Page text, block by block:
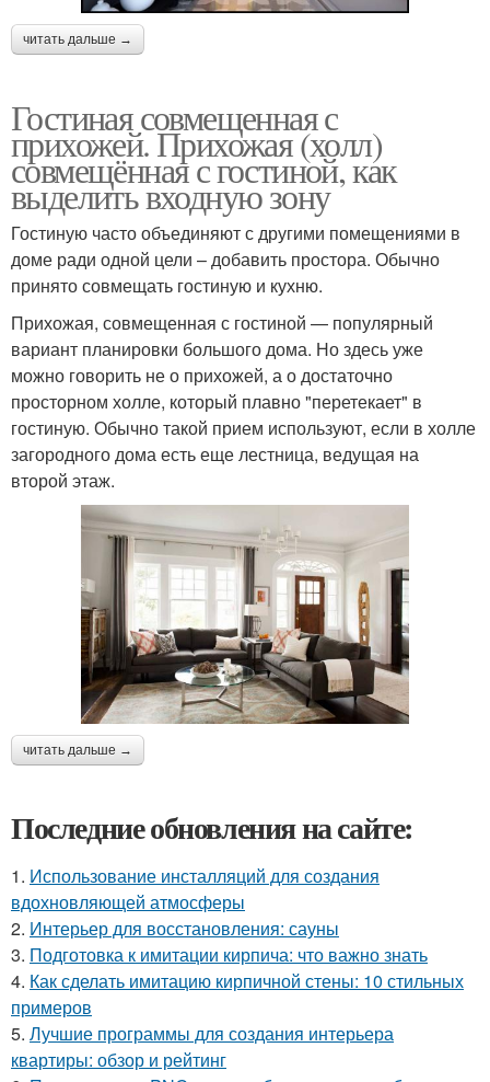
читать дальше →
Гостиная совмещенная с
прихожей. Прихожая (холл)
совмещённая с гостиной, как
выделить входную зону
Гостиную часто объединяют с другими помещениями в
доме ради одной цели – добавить простора. Обычно
принято совмещать гостиную и кухню.
Прихожая, совмещенная с гостиной — популярный
вариант планировки большого дома. Но здесь уже
можно говорить не о прихожей, а о достаточно
просторном холле, который плавно "перетекает" в
гостиную. Обычно такой прием используют, если в холле
загородного дома есть еще лестница, ведущая на
второй этаж.
читать дальше →
Последние обновления на сайте:
1. Использование инсталляций для создания
вдохновляющей атмосферы
2. Интерьер для восстановления: сауны
3. Подготовка к имитации кирпича: что важно знать
4. Как сделать имитацию кирпичной стены: 10 стильных
примеров
5. Лучшие программы для создания интерьера
квартиры: обзор и рейтинг